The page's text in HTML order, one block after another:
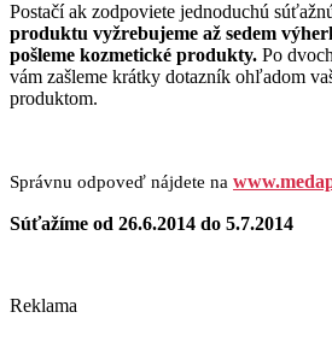
Postačí ak zodpoviete jednoduchú
produktu vyžrebujeme až sedem
pošleme kozmetické produkty. Po
vám zašleme krátky dotazník ohľadom
produktom.
Správnu odpoveď nájdete na
Súťažíme od 26.6.2014 do 5.7.2014
Reklama